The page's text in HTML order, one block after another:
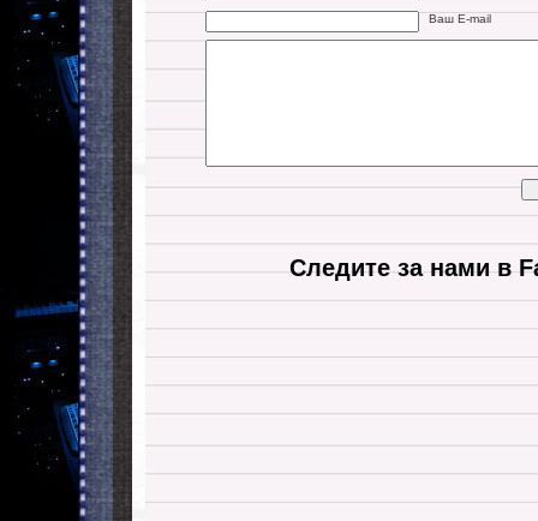
Ваш E-mail
Следите за нами в